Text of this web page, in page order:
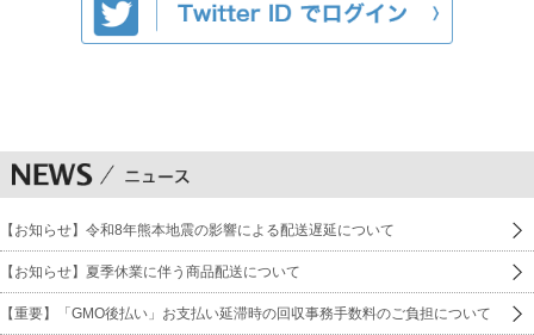
【お知らせ】令和8年熊本地震の影響による配送遅延について
【お知らせ】夏季休業に伴う商品配送について
【重要】「GMO後払い」お支払い延滞時の回収事務手数料のご負担について